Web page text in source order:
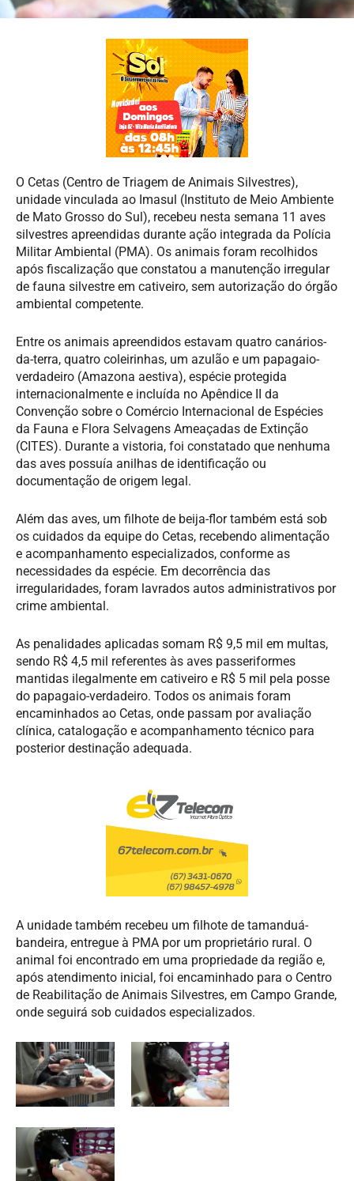
O Cetas (Centro de Triagem de Animais Silvestres),
unidade vinculada ao Imasul (Instituto de Meio Ambiente
de Mato Grosso do Sul), recebeu nesta semana 11 aves
silvestres apreendidas durante ação integrada da Polícia
Militar Ambiental (PMA). Os animais foram recolhidos
após fiscalização que constatou a manutenção irregular
de fauna silvestre em cativeiro, sem autorização do órgão
ambiental competente.
Entre os animais apreendidos estavam quatro canários-
da-terra, quatro coleirinhas, um azulão e um papagaio-
verdadeiro (Amazona aestiva), espécie protegida
internacionalmente e incluída no Apêndice II da
Convenção sobre o Comércio Internacional de Espécies
da Fauna e Flora Selvagens Ameaçadas de Extinção
(CITES). Durante a vistoria, foi constatado que nenhuma
das aves possuía anilhas de identificação ou
documentação de origem legal.
Além das aves, um filhote de beija-flor também está sob
os cuidados da equipe do Cetas, recebendo alimentação
e acompanhamento especializados, conforme as
necessidades da espécie. Em decorrência das
irregularidades, foram lavrados autos administrativos por
crime ambiental.
As penalidades aplicadas somam R$ 9,5 mil em multas,
sendo R$ 4,5 mil referentes às aves passeriformes
mantidas ilegalmente em cativeiro e R$ 5 mil pela posse
do papagaio-verdadeiro. Todos os animais foram
encaminhados ao Cetas, onde passam por avaliação
clínica, catalogação e acompanhamento técnico para
posterior destinação adequada.
A unidade também recebeu um filhote de tamanduá-
bandeira, entregue à PMA por um proprietário rural. O
animal foi encontrado em uma propriedade da região e,
após atendimento inicial, foi encaminhado para o Centro
de Reabilitação de Animais Silvestres, em Campo Grande,
onde seguirá sob cuidados especializados.